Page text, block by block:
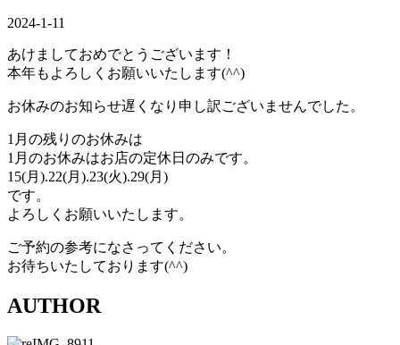
2024-1-11
あけましておめでとうございます！
本年もよろしくお願いいたします(^^)
お休みのお知らせ遅くなり申し訳ございませんでした。
1月の残りのお休みは
1月のお休みはお店の定休日のみです。
15(月).22(月).23(火).29(月)
です。
よろしくお願いいたします。
ご予約の参考になさってください。
お待ちいたしております(^^)
AUTHOR